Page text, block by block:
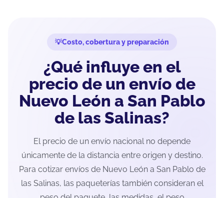
Costo, cobertura y preparación
¿Qué influye en el
precio de un envío de
Nuevo León a San Pablo
de las Salinas?
El precio de un envío nacional no depende
únicamente de la distancia entre origen y destino.
Para cotizar envíos de Nuevo León a San Pablo de
las Salinas, las paqueterías también consideran el